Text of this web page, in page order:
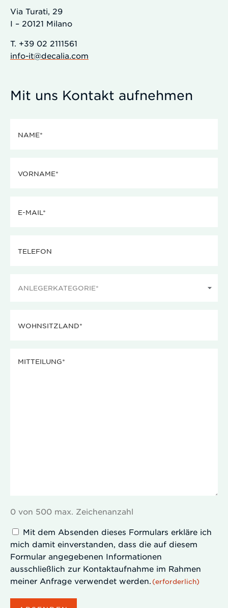
Via Turati, 29
I – 20121 Milano
T. +39 02 2111561
info-it@decalia.com
Mit uns Kontakt aufnehmen
(erforderlich)
(erforderlich)
mail
(erforderlich)
(erforderlich)
0 von 500 max. Zeichenanzahl
Einverständniserklärung
(erforderlich)
Mit dem Absenden dieses Formulars erkläre ich
mich damit einverstanden, dass die auf diesem
Formular angegebenen Informationen
ausschließlich zur Kontaktaufnahme im Rahmen
meiner Anfrage verwendet werden. (erforderlich)